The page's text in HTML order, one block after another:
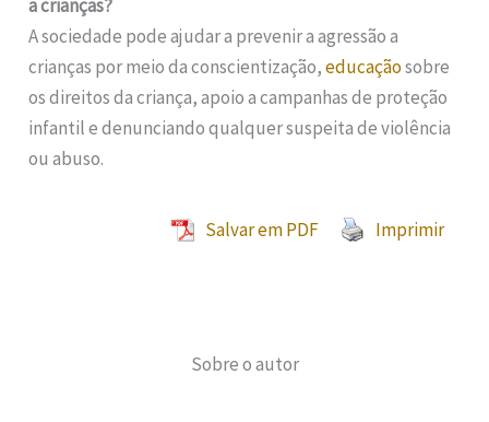
a crianças?
A sociedade pode ajudar a prevenir a agressão a
crianças por meio da conscientização,educaçãosobre
os direitos da criança, apoio a campanhas de proteção
infantil e denunciando qualquer suspeita de violência
ou abuso.
Salvar em PDF Imprimir
Sobre o autor